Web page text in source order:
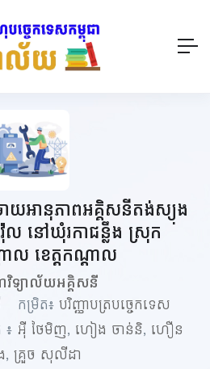
យអានុភាពអគ្គិសនីតង់ស្យុង
នៅឃុំរកាជន្លឹង ស្រុក
ាល ខេត្តកណ្ដាល
វិទ្យាល័យអគ្គិសនី
កម្រិត៖ បរិញ្ញាបត្របច្ចេកទេស
៖ អ៊ឺ ថៃមិញ, ហៀង ចាន់និ, ហឿន
, គ្រួច សុលីដា